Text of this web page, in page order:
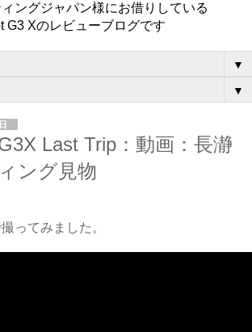
ングジャパン様にお借りしている
G3 Xのレビューブログです
▼
▼
Last Trip：動画：長瀞
ング見物
ってみました。